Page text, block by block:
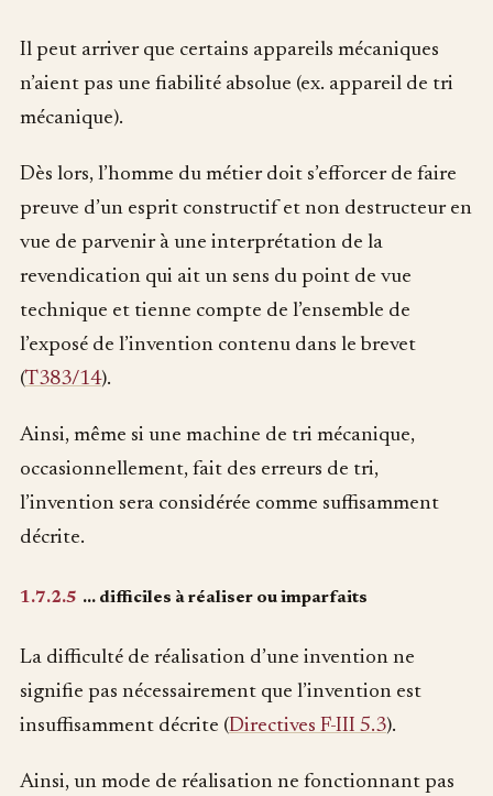
Il peut arriver que certains appareils mécaniques
n’aient pas une fiabilité absolue (ex. appareil de tri
mécanique).
Dès lors, l’homme du métier doit s’efforcer de faire
preuve d’un esprit constructif et non destructeur en
vue de parvenir à une interprétation de la
revendication qui ait un sens du point de vue
technique et tienne compte de l’ensemble de
l’exposé de l’invention contenu dans le brevet
(T383/14).
Ainsi, même si une machine de tri mécanique,
occasionnellement, fait des erreurs de tri,
l’invention sera considérée comme suffisamment
décrite.
1.7.2.5 … difficiles à réaliser ou imparfaits
La difficulté de réalisation d’une invention ne
signifie pas nécessairement que l’invention est
insuffisamment décrite (Directives F-III 5.3).
Ainsi, un mode de réalisation ne fonctionnant pas